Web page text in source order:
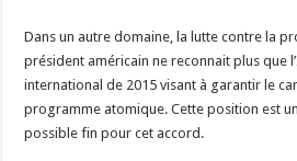
Dans un autre domaine, la lutte contre la
président américain ne reconnait plus que
international de 2015 visant à garantir le
programme atomique. Cette position est
possible fin pour cet accord.